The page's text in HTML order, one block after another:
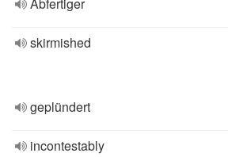
skirmished
geplündert
incontestably